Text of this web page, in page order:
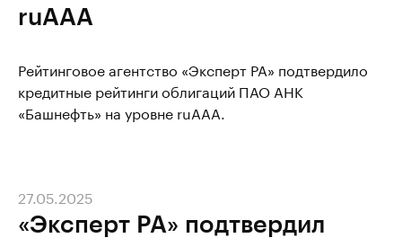
ruAAA
Рейтинговое агентство «Эксперт РА» подтвердило
кредитные рейтинги облигаций ПАО АНК
«Башнефть» на уровне ruAAA.
«Эксперт РА» подтвердил
27.05.2025